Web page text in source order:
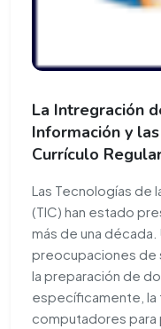
La Intregración
Información y
Currículo
Las Tecnologías de
(TIC) han estado
más de una década.
preocupaciones de
la preparación de
específicamente, la
computadores para